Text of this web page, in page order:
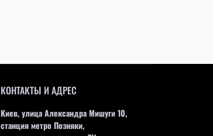
КОНТАКТЫ И АДРЕС
Киев, улица Александра Мишуги 10,
станция метро Позняки,